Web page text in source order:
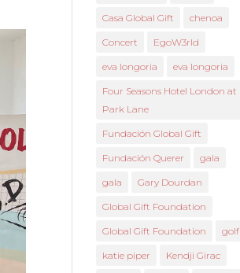
Casa Global Gift chenoa
Concert EgoW3rld
eva longoria eva longoria
Four Seasons Hotel London at
Park Lane
Fundación Global Gift
Fundación Querer gala
gala Gary Dourdan
Global Gift Foundation
Global Gift Foundation golf
katie piper Kendji Girac